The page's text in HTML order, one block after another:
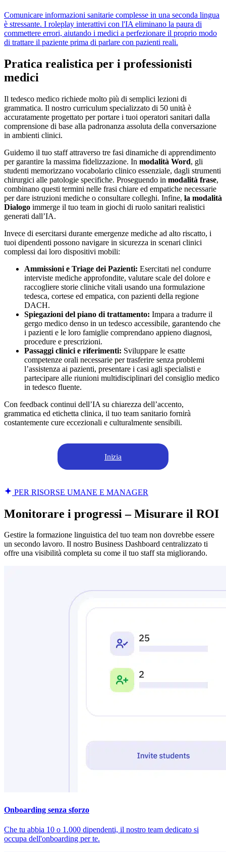
Comunicare informazioni sanitarie complesse in una seconda lingua
è stressante. I roleplay interattivi con l'IA eliminano la paura di
commettere errori, aiutando i medici a perfezionare il proprio modo
di trattare il paziente prima di parlare con pazienti reali.
Pratica realistica per i professionisti
medici
Il tedesco medico richiede molto più di semplici lezioni di
grammatica. Il nostro curriculum specializzato di 50 unità è
accuratamente progettato per portare i tuoi operatori sanitari dalla
comprensione di base alla padronanza assoluta della conversazione
in ambienti clinici.
Guidemo il tuo staff attraverso tre fasi dinamiche di apprendimento
per garantire la massima fidelizzazione. In modalità Word, gli
studenti memorizzano vocabolario clinico essenziale, dagli strumenti
chirurgici alle patologie specifiche. Proseguendo in modalità frase,
combinano questi termini nelle frasi chiare ed empatiche necessarie
per dare istruzioni mediche o consultare colleghi. Infine, la modalità
Dialogo immerge il tuo team in giochi di ruolo sanitari realistici
generati dall’IA.
Invece di esercitarsi durante emergenze mediche ad alto riscatto, i
tuoi dipendenti possono navigare in sicurezza in scenari clinici
complessi dai loro dispositivi mobili:
Ammissioni e Triage dei Pazienti: Esercitati nel condurre
interviste mediche approfondite, valutare scale del dolore e
raccogliere storie cliniche vitali usando una formulazione
tedesca, cortese ed empatica, con pazienti della regione
DACH.
Spiegazioni del piano di trattamento: Impara a tradurre il
gergo medico denso in un tedesco accessibile, garantendo che
i pazienti e le loro famiglie comprendano appieno diagnosi,
procedure e prescrizioni.
Passaggi clinici e riferimenti: Sviluppare le esatte
competenze orali necessarie per trasferire senza problemi
l’assistenza ai pazienti, presentare i casi agli specialisti e
partecipare alle riunioni multidisciplinari del consiglio medico
in tedesco fluente.
Con feedback continui dell’IA su chiarezza dell’accento,
grammatica ed etichetta clinica, il tuo team sanitario fornirà
costantemente cure eccezionali e culturalmente sensibili.
Inizia
PER RISORSE UMANE E MANAGER
Monitorare i progressi – Misurare il ROI
Gestire la formazione linguistica del tuo team non dovrebbe essere
un secondo lavoro. Il nostro Business Dashboard centralizzato ti
offre una visibilità completa su come il tuo staff sta migliorando.
Onboarding senza sforzo
Che tu abbia 10 o 1.000 dipendenti, il nostro team dedicato si
occupa dell'onboarding per te.